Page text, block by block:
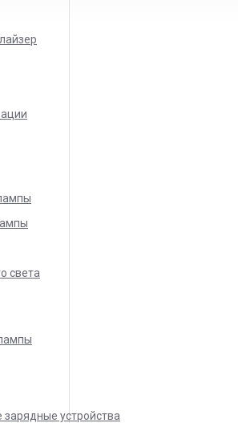
света
устройства